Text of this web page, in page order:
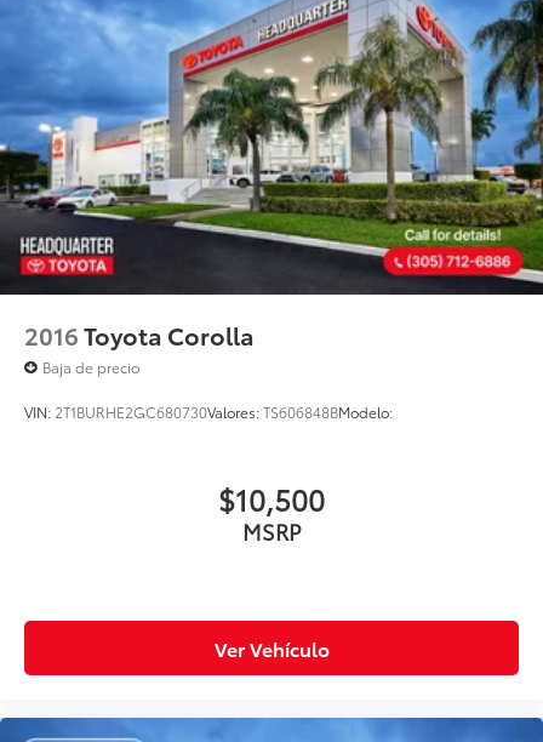
2016Toyota Corolla
Baja de precio
VIN: 2T1BURHE2GC680730Valores:TS606848BModelo:
$10,500
MSRP
Ver Vehículo